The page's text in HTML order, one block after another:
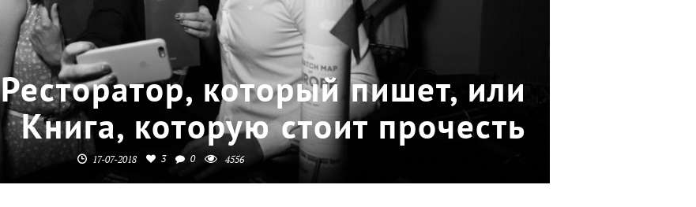
Ресторатор, который пишет, или
Книга, которую стоит прочесть
17-07-2018 3 0 4556